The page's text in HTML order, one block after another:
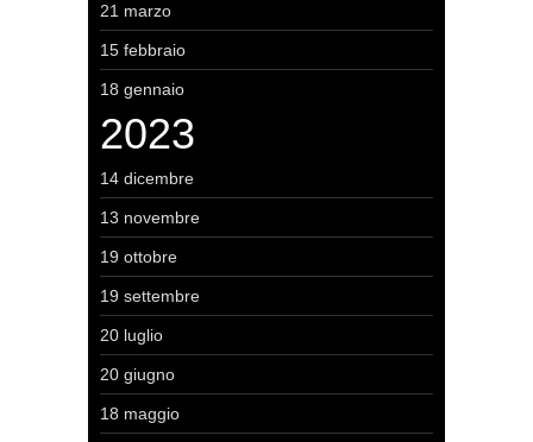
21 marzo
15 febbraio
18 gennaio
2023
14 dicembre
13 novembre
19 ottobre
19 settembre
20 luglio
20 giugno
18 maggio